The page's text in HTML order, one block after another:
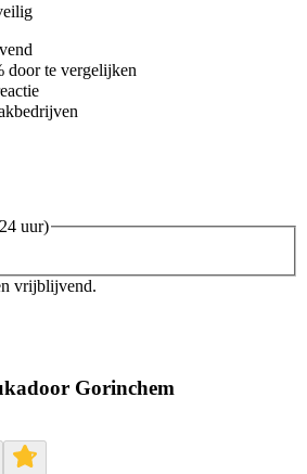
door te vergelijken
uur)
vrijblijvend.
Gorinchem